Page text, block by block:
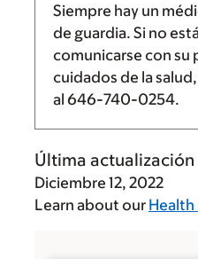
Siempre hay un
de guardia. Si no
comunicarse con su
cuidados de la
al 646-740-0254.
Última actualización
Diciembre 12, 2022
Learn about our